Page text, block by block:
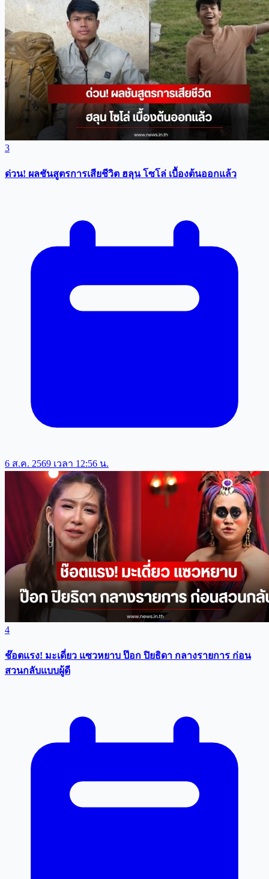
3
ด่วน! ผลชันสูตรการเสียชีวิต ฮลุน โซโล่ เบื้องต้นออกแล้ว
6 ส.ค. 2569 เวลา 12:56 น.
4
ช๊อตแรง! มะเดี่ยว แซวหยาบ ป๊อก ปิยธิดา กลางรายการ ก่อน
สวนกลับแบบผู้ดี